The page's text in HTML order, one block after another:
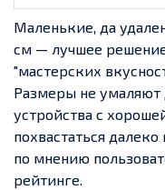
Маленькие, да
см — лучшее
"мастерских
Размеры не умаляют
устройства с
похвастаться
по мнению
рейтинге.